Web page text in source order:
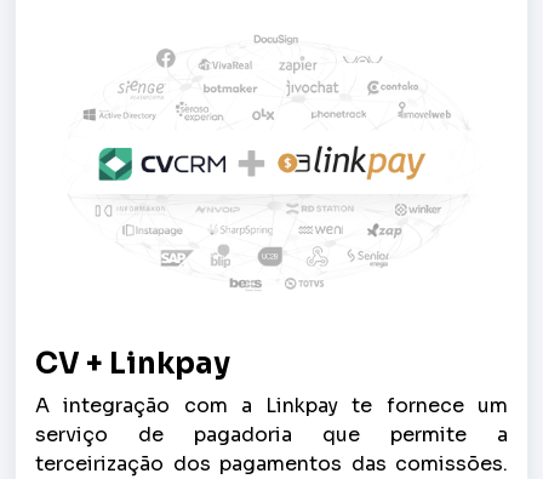
CV + Linkpay
A integração com a Linkpay te fornece um
serviço de pagadoria que permite a
terceirização dos pagamentos das comissões.